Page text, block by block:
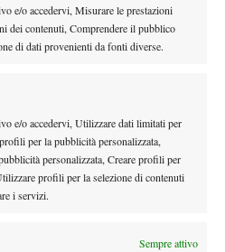
e/o accedervi, Misurare le prestazioni
dei contenuti, Comprendere il pubblico
di dati provenienti da fonti diverse.
e/o accedervi, Utilizzare dati limitati per
per la pubblicità personalizzata,
personalizzata, Creare profili per
profili per la selezione di contenuti
i servizi.
Sempre attivo
sono lontanissimi dalla loro
si accorciano e ogni game
Ruud. Il norvegese riesce in
l’allungo definitivo. Dopo oltre
uno norvegese chiude6-2 al
più clamorose di questo inizio